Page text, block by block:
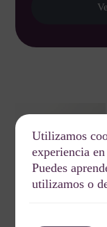
Utilizamos
experiencia
Puedes
utilizamos o